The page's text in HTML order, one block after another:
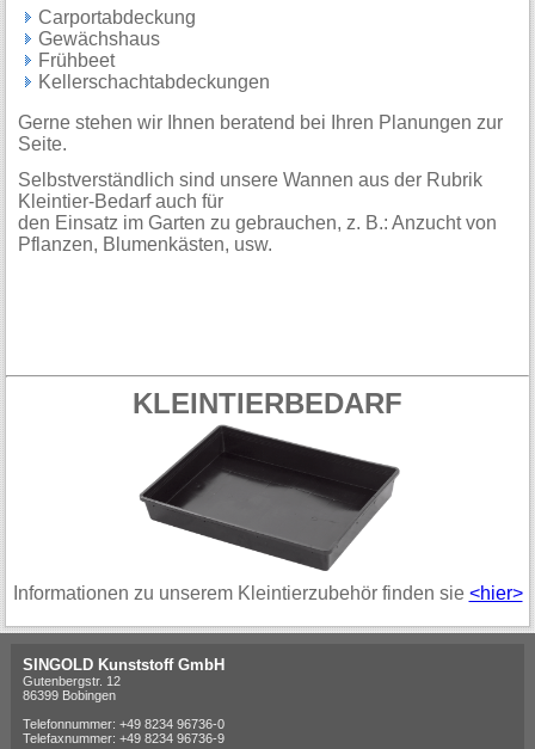
Carportabdeckung
Gewächshaus
Frühbeet
Kellerschachtabdeckungen
Gerne stehen wir Ihnen beratend bei Ihren Planungen zur
Seite.
Selbstverständlich sind unsere Wannen aus der Rubrik
Kleintier-Bedarf auch für
den Einsatz im Garten zu gebrauchen, z. B.: Anzucht von
Pflanzen, Blumenkästen, usw.
KLEINTIERBEDARF
Informationen zu unserem Kleintierzubehör finden sie <hier>
SINGOLD Kunststoff GmbH
Gutenbergstr. 12
86399 Bobingen
Telefonnummer: +49 8234 96736-0
Telefaxnummer: +49 8234 96736-9